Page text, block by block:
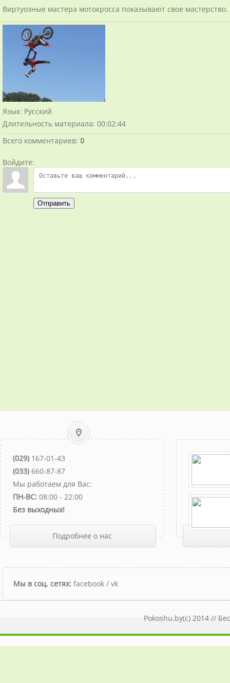
Виртуозные мастера мотокросса показывают свое мастерство.
Язык: Русский
Длительность материала: 00:02:44
Всего комментариев: 0
Войдите:
Отправить
(029) 167-01-43
(033) 660-87-87
Мы работаем для Вас:
ПН-ВС: 08:00 - 22:00
Без выходных!
Подробнее о нас
Мы в соц. сетях: facebook / vk
Pokoshu.by(c) 2014 //